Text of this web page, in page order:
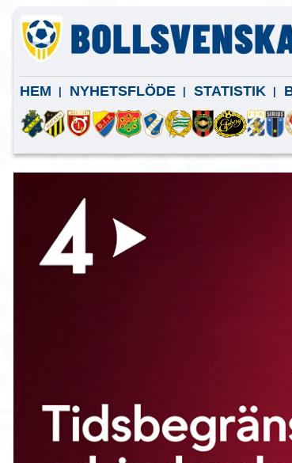
HEM NYHETSFLÖDE STATISTIK